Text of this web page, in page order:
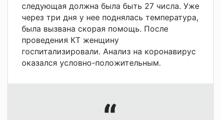
следующая должна была быть 27 числа. Уже
через три дня у нее поднялась температура,
была вызвана скорая помощь. После
проведения КТ женщину
госпитализировали. Анализ на коронавирус
оказался условно-положительным.